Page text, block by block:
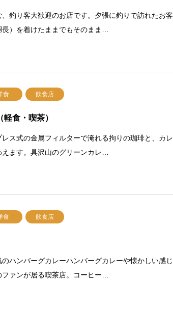
釣り客大歓迎のお店です。夕張に釣りで訪れたお客
）を着けたままでもそのまま…
食 飲食店
食・喫茶）
ス式の金属フィルターで淹れる拘りの珈琲と、カレ
ます。具沢山のグリーンカレ…
食 飲食店
ハンバーグカレーハンバーグカレーや懐かしい感じ
ァンが居る喫茶店。コーヒー…